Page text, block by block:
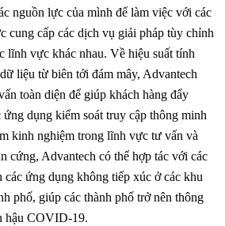
nguồn lực của mình để làm việc với các
cung cấp các dịch vụ giải pháp tùy chỉnh
lĩnh vực khác nhau. Về hiệu suất tính
liệu từ biên tới đám mây, Advantech
toàn diện để giúp khách hàng đẩy
dụng kiểm soát truy cập thông minh
kinh nghiệm trong lĩnh vực tư vấn và
cứng, Advantech có thể hợp tác với các
các ứng dụng không tiếp xúc ở các khu
phố, giúp các thành phố trở nên thông
hậu COVID-19.